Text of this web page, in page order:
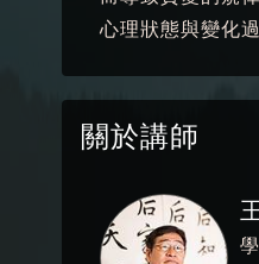
心理狀態與變化過
關於講師